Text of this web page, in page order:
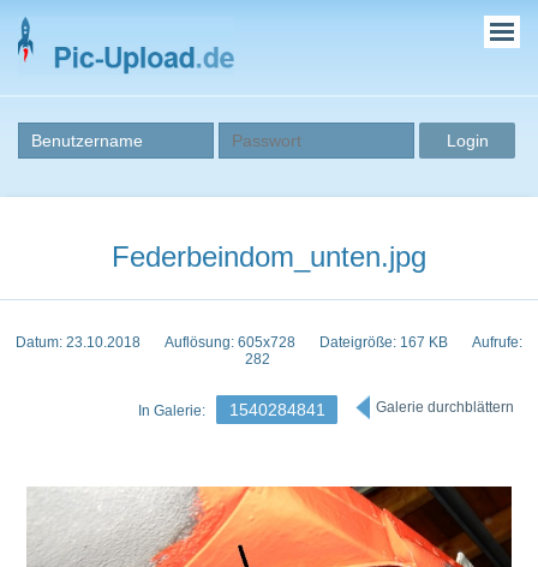
Federbeindom_unten.jpg
Datum: 23.10.2018 Auflösung: 605x728 Dateigröße: 167 KB
Aufrufe:
282
Galerie durchblättern
1540284841
In Galerie: